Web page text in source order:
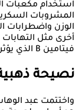
استخدام مكعبات
المشروبات
الوزن واضطرابات
أخرى مثل
فيتامين B الذي يؤثر على الأعصاب.
نصيحة
واختتمت عبد